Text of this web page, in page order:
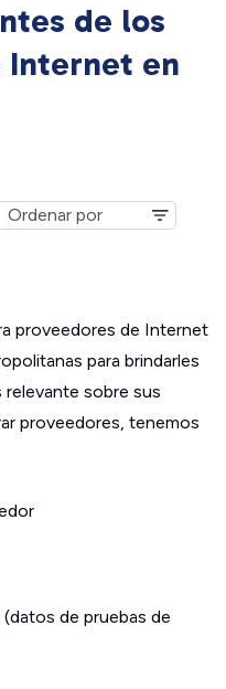
de los
Internet en
proveedores de Internet
para brindarles
sobre sus
proveedores, tenemos
de pruebas de